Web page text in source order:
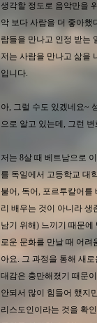
생각할 정도로 음악만을
악 보다 사람을 더 좋아했
람들을 만나고 인정 받는
저는 사람을 만나고 삶을
입니다.
아, 그럴 수도 있겠네요~
으로 알고 있는데, 그런
저는 8살 때 베트남으로
를 독일에서 고등학교 대
불어, 독어, 포르투칼어를
리 배우는 것이 아니라 생
남기 위해) 느끼기 때문
로운 문화를 만날 때 어려
아요. 그 과정을 통해 새
대감은 충만해졌기 때문
안되서 많이 힘들어 했지
리스도인이라는 것을 확